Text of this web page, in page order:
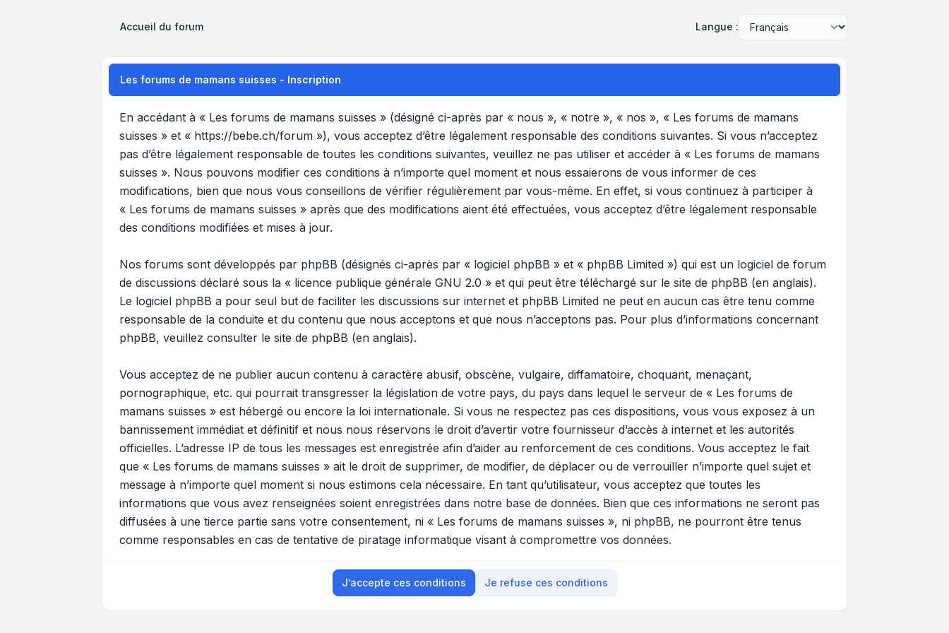
Accueil du forum Langue :
Les forums de mamans suisses - Inscription
En accédant à « Les forums de mamans suisses » (désigné ci-après par « nous », « notre », « nos », « Les forums de mamans
suisses » et « https://bebe.ch/forum »), vous acceptez d’être légalement responsable des conditions suivantes. Si vous n’acceptez
pas d’être légalement responsable de toutes les conditions suivantes, veuillez ne pas utiliser et accéder à « Les forums de mamans
suisses ». Nous pouvons modifier ces conditions à n’importe quel moment et nous essaierons de vous informer de ces
modifications, bien que nous vous conseillons de vérifier régulièrement par vous-même. En effet, si vous continuez à participer à
« Les forums de mamans suisses » après que des modifications aient été effectuées, vous acceptez d’être légalement responsable
des conditions modifiées et mises à jour.
Nos forums sont développés par phpBB (désignés ci-après par « logiciel phpBB » et « phpBB Limited ») qui est un logiciel de forum
de discussions déclaré sous la « licence publique générale GNU 2.0 » et qui peut être téléchargé sur le site de phpBB (en anglais).
Le logiciel phpBB a pour seul but de faciliter les discussions sur internet et phpBB Limited ne peut en aucun cas être tenu comme
responsable de la conduite et du contenu que nous acceptons et que nous n’acceptons pas. Pour plus d’informations concernant
phpBB, veuillez consulter le site de phpBB (en anglais).
Vous acceptez de ne publier aucun contenu à caractère abusif, obscène, vulgaire, diffamatoire, choquant, menaçant,
pornographique, etc. qui pourrait transgresser la législation de votre pays, du pays dans lequel le serveur de « Les forums de
mamans suisses » est hébergé ou encore la loi internationale. Si vous ne respectez pas ces dispositions, vous vous exposez à un
bannissement immédiat et définitif et nous nous réservons le droit d’avertir votre fournisseur d’accès à internet et les autorités
officielles. L’adresse IP de tous les messages est enregistrée afin d’aider au renforcement de ces conditions. Vous acceptez le fait
que « Les forums de mamans suisses » ait le droit de supprimer, de modifier, de déplacer ou de verrouiller n’importe quel sujet et
message à n’importe quel moment si nous estimons cela nécessaire. En tant qu’utilisateur, vous acceptez que toutes les
informations que vous avez renseignées soient enregistrées dans notre base de données. Bien que ces informations ne seront pas
diffusées à une tierce partie sans votre consentement, ni « Les forums de mamans suisses », ni phpBB, ne pourront être tenus
comme responsables en cas de tentative de piratage informatique visant à compromettre vos données.
J’accepte ces conditions Je refuse ces conditions